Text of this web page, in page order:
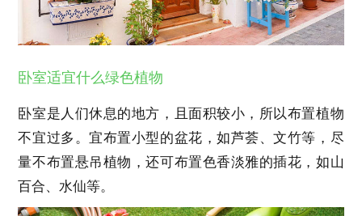
卧室适宜什么绿色植物
卧室是人们休息的地方，且面积较小，所以布置植物
不宜过多。宜布置小型的盆花，如芦荟、文竹等，尽
量不布置悬吊植物，还可布置色香淡雅的插花，如山
百合、水仙等。